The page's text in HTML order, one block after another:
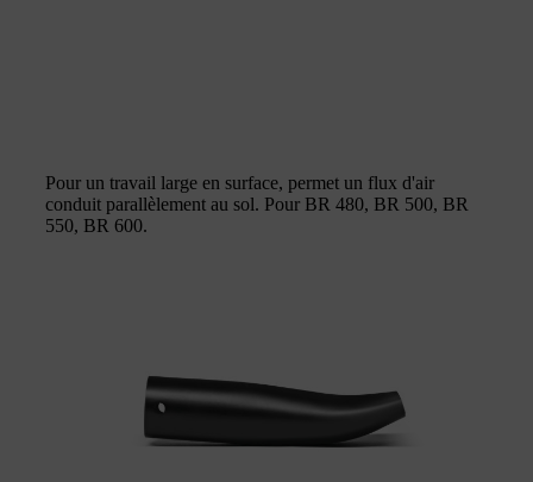
Pour un travail large en surface, permet un flux d'air
conduit parallèlement au sol. Pour BR 480, BR 500, BR
550, BR 600.